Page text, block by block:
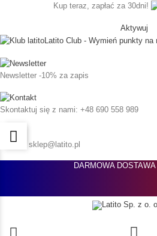
Kup teraz, zapłać za 30dni!
Aktywuj
Latito Club - Wymień punkty na
Newsletter -10% za zapis
Skontaktuj się z nami: +48 690 558 989
Napisz: sklep@latito.pl
DARMOWA DOSTAWA